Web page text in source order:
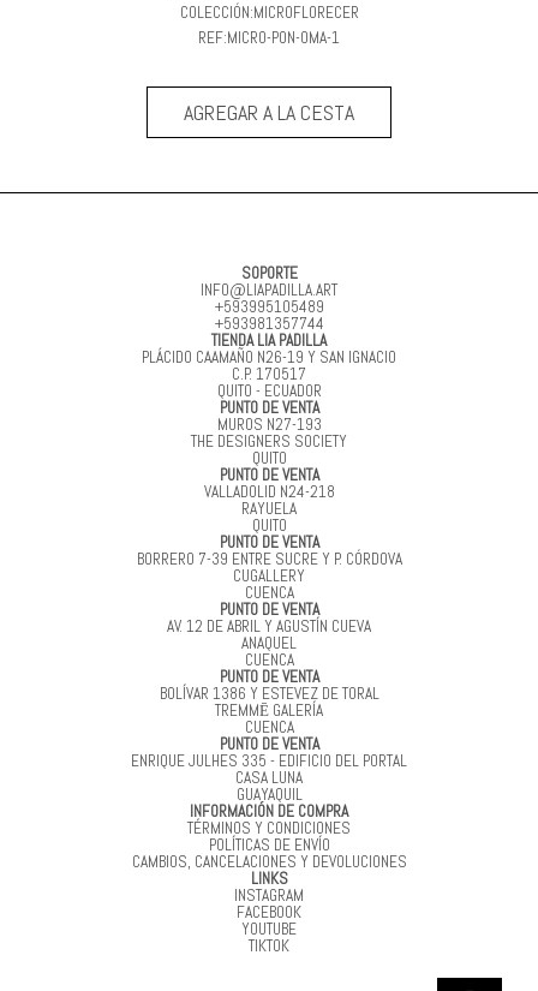
COLECCIÓN:MICROFLORECER
REF:MICRO-PON-OMA-1
AGREGAR A LA CESTA
SOPORTE
INFO@LIAPADILLA.ART
+593995105489
+593981357744
TIENDA LIA PADILLA
PLÁCIDO CAAMAÑO N26-19 Y SAN IGNACIO
C.P. 170517
QUITO - ECUADOR
PUNTO DE VENTA
MUROS N27-193
THE DESIGNERS SOCIETY
QUITO
PUNTO DE VENTA
VALLADOLID N24-218
RAYUELA
QUITO
PUNTO DE VENTA
BORRERO 7-39 ENTRE SUCRE Y P. CÓRDOVA
CUGALLERY
CUENCA
PUNTO DE VENTA
AV. 12 DE ABRIL Y AGUSTÍN CUEVA
ANAQUEL
CUENCA
PUNTO DE VENTA
BOLÍVAR 1386 Y ESTEVEZ DE TORAL
TREMMĒ GALERÍA
CUENCA
PUNTO DE VENTA
ENRIQUE JULHES 335 - EDIFICIO DEL PORTAL
CASA LUNA
GUAYAQUIL
INFORMACIÓN DE COMPRA
TÉRMINOS Y CONDICIONES
POLÍTICAS DE ENVÍO
CAMBIOS, CANCELACIONES Y DEVOLUCIONES
LINKS
INSTAGRAM
FACEBOOK
YOUTUBE
TIKTOK